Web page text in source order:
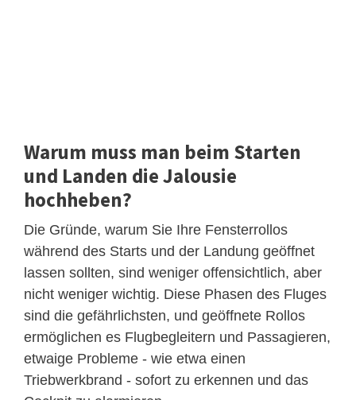
Warum muss man beim Starten
und Landen die Jalousie
hochheben?
Die Gründe, warum Sie Ihre Fensterrollos
während des Starts und der Landung geöffnet
lassen sollten, sind weniger offensichtlich, aber
nicht weniger wichtig. Diese Phasen des Fluges
sind die gefährlichsten, und geöffnete Rollos
ermöglichen es Flugbegleitern und Passagieren,
etwaige Probleme - wie etwa einen
Triebwerkbrand - sofort zu erkennen und das